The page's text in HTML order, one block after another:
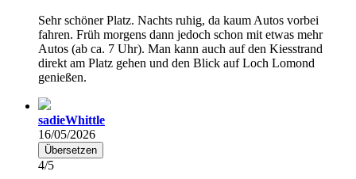
Sehr schöner Platz. Nachts ruhig, da kaum Autos vorbei
fahren. Früh morgens dann jedoch schon mit etwas mehr
Autos (ab ca. 7 Uhr). Man kann auch auf den Kiesstrand
direkt am Platz gehen und den Blick auf Loch Lomond
genießen.
sadieWhittle
16/05/2026
Übersetzen
4/5